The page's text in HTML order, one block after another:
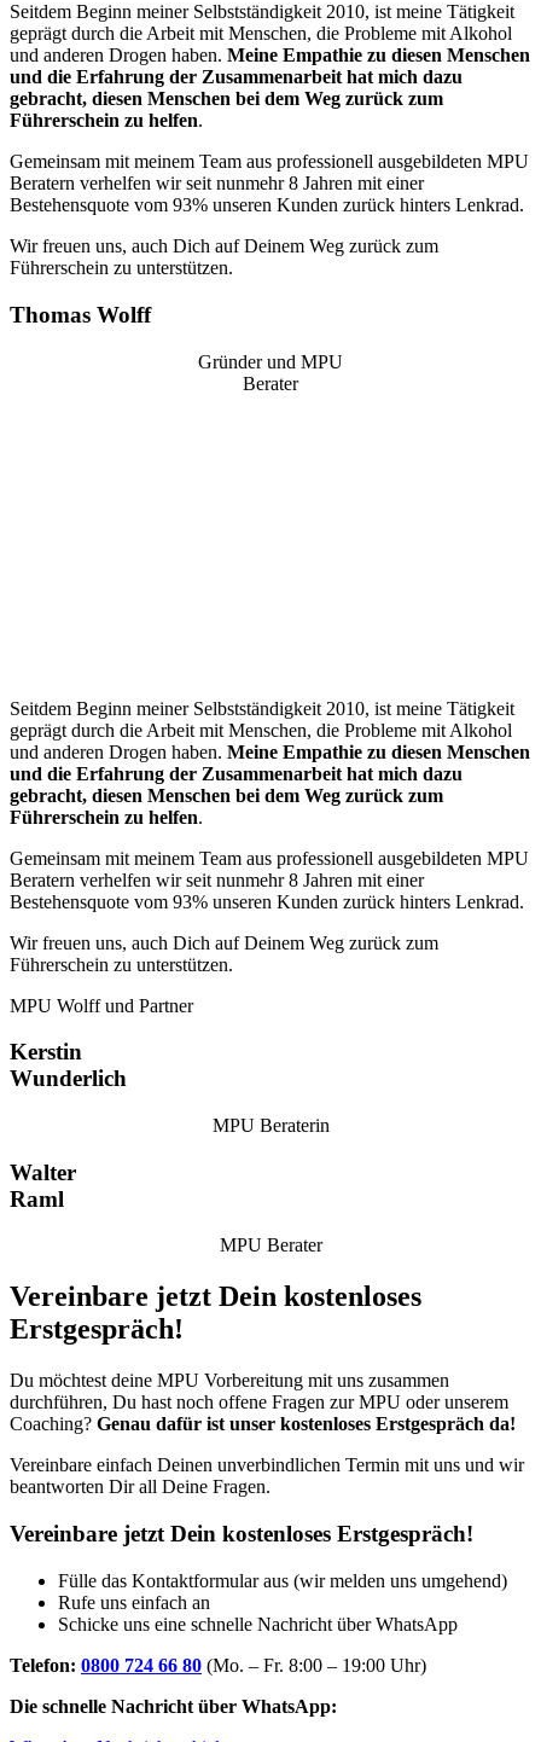
Seitdem Beginn meiner Selbstständigkeit 2010, ist meine Tätigkeit
geprägt durch die Arbeit mit Menschen, die Probleme mit Alkohol
und anderen Drogen haben. Meine Empathie zu diesen Menschen
und die Erfahrung der Zusammenarbeit hat mich dazu
gebracht, diesen Menschen bei dem Weg zurück zum
Führerschein zu helfen.
Gemeinsam mit meinem Team aus professionell ausgebildeten MPU
Beratern verhelfen wir seit nunmehr 8 Jahren mit einer
Bestehensquote vom 93% unseren Kunden zurück hinters Lenkrad.
Wir freuen uns, auch Dich auf Deinem Weg zurück zum
Führerschein zu unterstützen.
Thomas Wolff
Gründer und MPU
Berater
Seitdem Beginn meiner Selbstständigkeit 2010, ist meine Tätigkeit
geprägt durch die Arbeit mit Menschen, die Probleme mit Alkohol
und anderen Drogen haben. Meine Empathie zu diesen Menschen
und die Erfahrung der Zusammenarbeit hat mich dazu
gebracht, diesen Menschen bei dem Weg zurück zum
Führerschein zu helfen.
Gemeinsam mit meinem Team aus professionell ausgebildeten MPU
Beratern verhelfen wir seit nunmehr 8 Jahren mit einer
Bestehensquote vom 93% unseren Kunden zurück hinters Lenkrad.
Wir freuen uns, auch Dich auf Deinem Weg zurück zum
Führerschein zu unterstützen.
MPU Wolff und Partner
Kerstin
Wunderlich
MPU Beraterin
Walter
Raml
MPU Berater
Vereinbare jetzt Dein kostenloses
Erstgespräch!
Du möchtest deine MPU Vorbereitung mit uns zusammen
durchführen, Du hast noch offene Fragen zur MPU oder unserem
Coaching? Genau dafür ist unser kostenloses Erstgespräch da!
Vereinbare einfach Deinen unverbindlichen Termin mit uns und wir
beantworten Dir all Deine Fragen.
Vereinbare jetzt Dein kostenloses Erstgespräch!
Fülle das Kontaktformular aus (wir melden uns umgehend)
Rufe uns einfach an
Schicke uns eine schnelle Nachricht über WhatsApp
Telefon: 0800 724 66 80 (Mo. – Fr. 8:00 – 19:00 Uhr)
Die schnelle Nachricht über WhatsApp: